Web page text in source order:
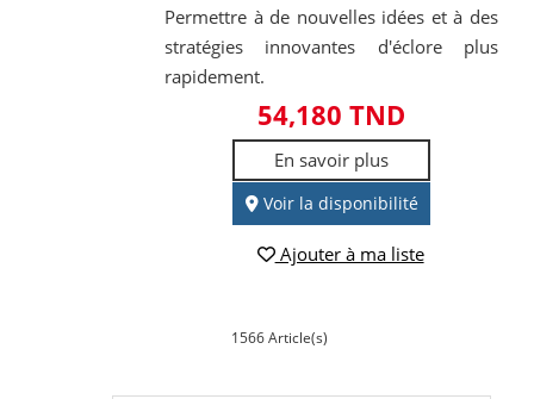
Permettre à de nouvelles idées et à des
stratégies innovantes d'éclore plus
rapidement.
54,180 TND
En savoir plus
Voir la disponibilité
Ajouter à ma liste
1566 Article(s)